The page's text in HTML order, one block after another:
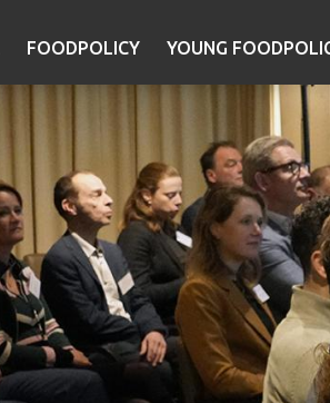
FOODPOLICY YOUNG